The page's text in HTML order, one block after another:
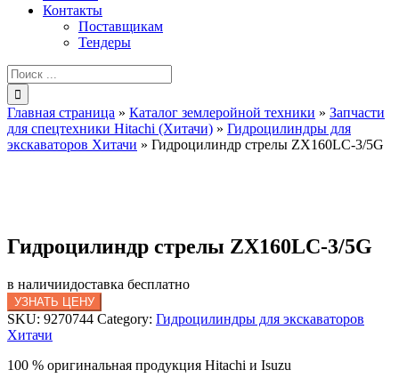
Контакты
Поставщикам
Тендеры
Результат
поиска:
Главная страница » Каталог землеройной техники » Запчасти
для спецтехники Hitachi (Хитачи) » Гидроцилиндры для
экскаваторов Хитачи » Гидроцилиндр стрелы ZX160LC-3/5G
Гидроцилиндр стрелы ZX160LC-3/5G
в наличиидоставка бесплатно
УЗНАТЬ ЦЕНУ
SKU: 9270744 Category: Гидроцилиндры для экскаваторов
Хитачи
100 % оригинальная продукция Hitachi и Isuzu